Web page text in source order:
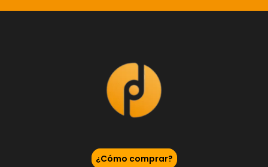
¿Cómo comprar?